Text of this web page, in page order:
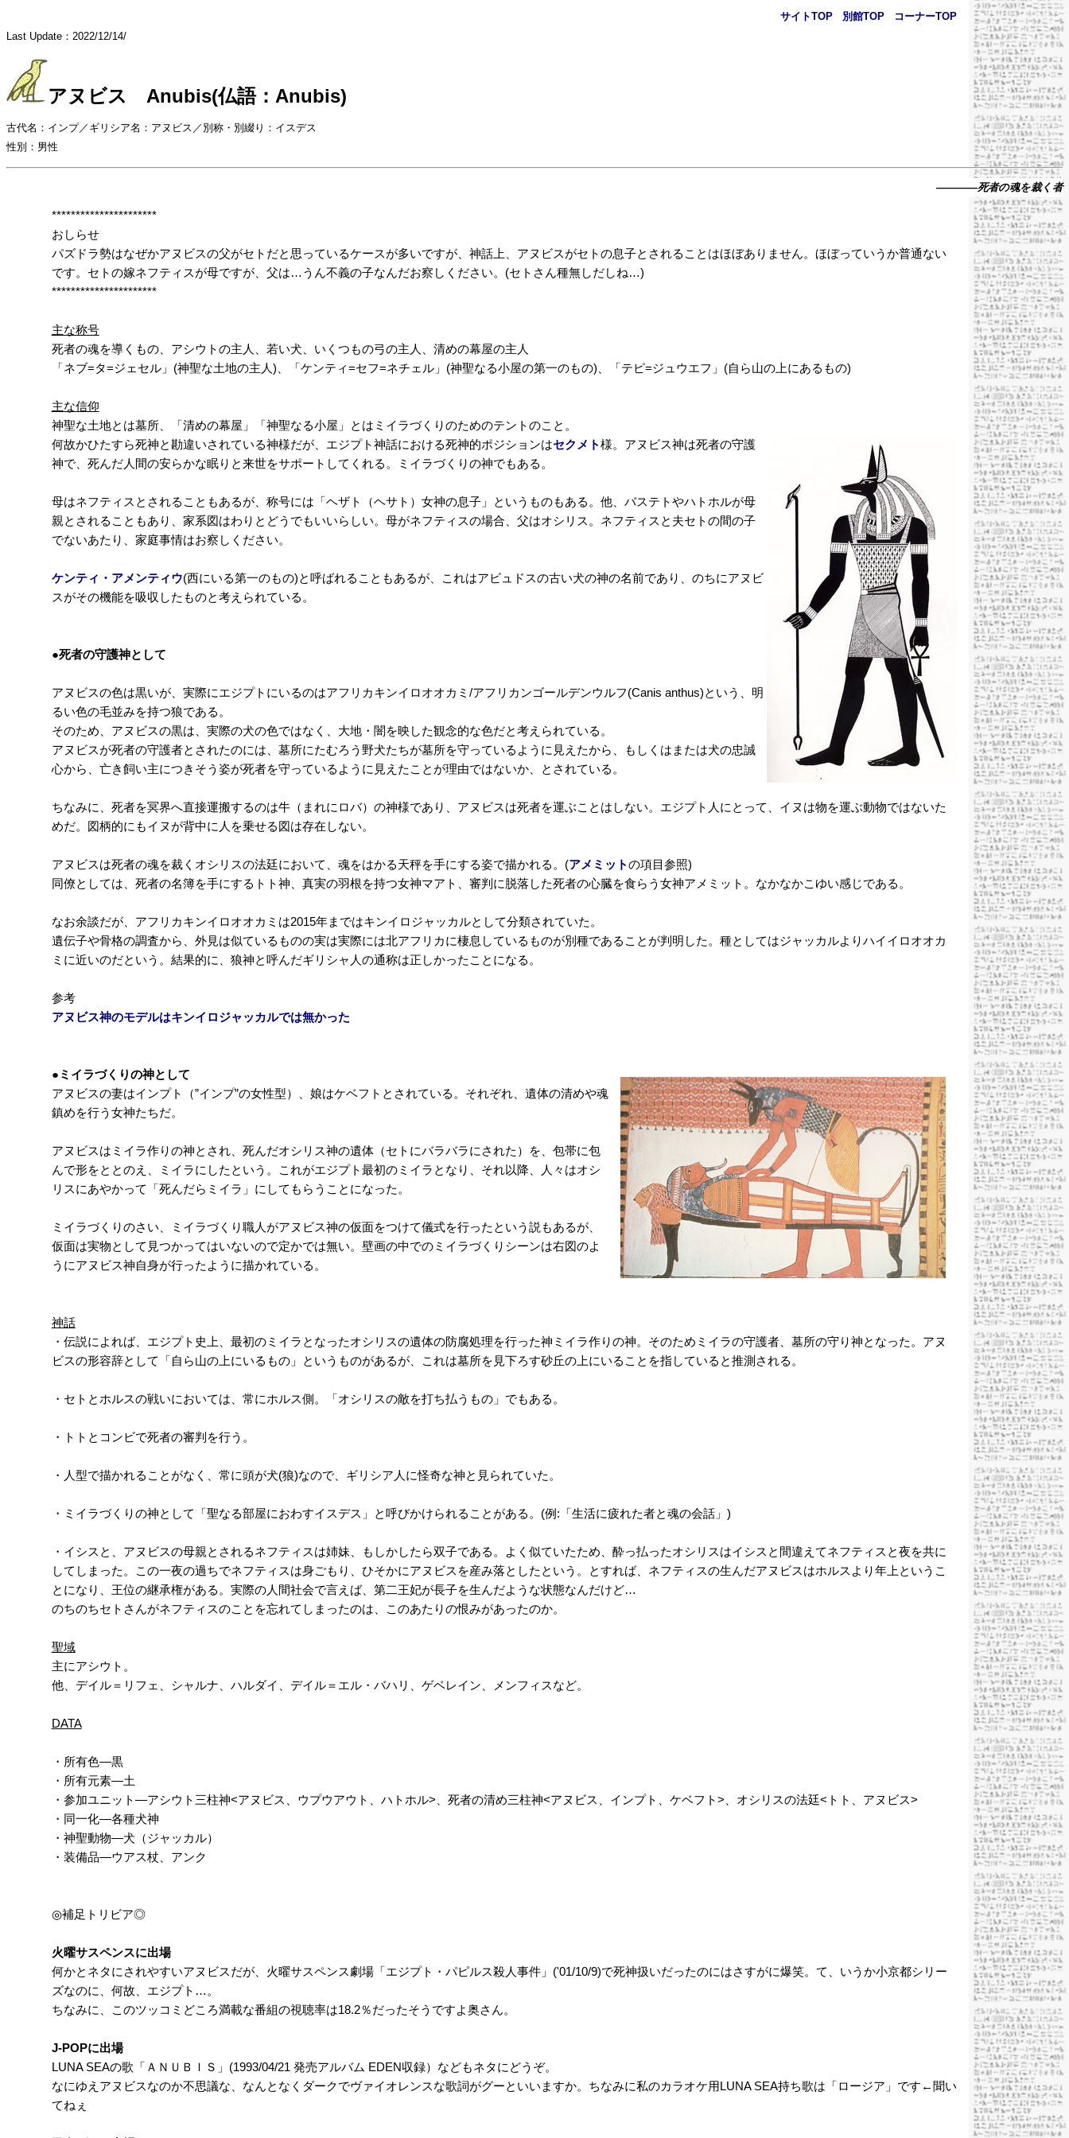
サイトTOP 別館TOP
コーナーTOP
Last Update：2022/12/14/
アヌビス Anubis(仏語：Anubis)
古代名：インプ／ギリシア名：アヌビス／別称・別綴り：イスデス
性別：男性
――――死者の魂を裁く者
**********************
おしらせ
パズドラ勢はなぜかアヌビスの父がセトだと思っているケースが多いですが、神話上、アヌビスがセトの息子とされることはほぼありません。ほぼっていうか普通ない
です。セトの嫁ネフティスが母ですが、父は…うん不義の子なんだお察しください。(セトさん種無しだしね…)
**********************
主な称号
死者の魂を導くもの、アシウトの主人、若い犬、いくつもの弓の主人、清めの幕屋の主人
「ネブ=タ=ジェセル」(神聖な土地の主人)、「ケンティ=セフ=ネチェル」(神聖なる小屋の第一のもの)、「テピ=ジュウエフ」(自ら山の上にあるもの)
主な信仰
神聖な土地とは墓所、「清めの幕屋」「神聖なる小屋」とはミイラづくりのためのテントのこと。
何故かひたすら死神と勘違いされている神様だが、エジプト神話における死神的ポジションはセクメト様。アヌビス神は死者の守護
神で、死んだ人間の安らかな眠りと来世をサポートしてくれる。ミイラづくりの神でもある。
母はネフティスとされることもあるが、称号には「ヘザト（ヘサト）女神の息子」というものもある。他、バステトやハトホルが母
親とされることもあり、家系図はわりとどうでもいいらしい。母がネフティスの場合、父はオシリス。ネフティスと夫セトの間の子
でないあたり、家庭事情はお察しください。
ケンティ・アメンティウ(西にいる第一のもの)と呼ばれることもあるが、これはアビュドスの古い犬の神の名前であり、のちにアヌビ
スがその機能を吸収したものと考えられている。
●死者の守護神として
アヌビスの色は黒いが、実際にエジプトにいるのはアフリカキンイロオオカミ/アフリカンゴールデンウルフ(Canis anthus)という、明
るい色の毛並みを持つ狼である。
そのため、アヌビスの黒は、実際の犬の色ではなく、大地・闇を映した観念的な色だと考えられている。
アヌビスが死者の守護者とされたのには、墓所にたむろう野犬たちが墓所を守っているように見えたから、もしくはまたは犬の忠誠
心から、亡き飼い主につきそう姿が死者を守っているように見えたことが理由ではないか、とされている。
ちなみに、死者を冥界へ直接運搬するのは牛（まれにロバ）の神様であり、アヌビスは死者を運ぶことはしない。エジプト人にとって、イヌは物を運ぶ動物ではないた
めだ。図柄的にもイヌが背中に人を乗せる図は存在しない。
アヌビスは死者の魂を裁くオシリスの法廷において、魂をはかる天秤を手にする姿で描かれる。(アメミットの項目参照)
同僚としては、死者の名簿を手にするトト神、真実の羽根を持つ女神マアト、審判に脱落した死者の心臓を食らう女神アメミット。なかなかこゆい感じである。
なお余談だが、アフリカキンイロオオカミは2015年まではキンイロジャッカルとして分類されていた。
遺伝子や骨格の調査から、外見は似ているものの実は実際には北アフリカに棲息しているものが別種であることが判明した。種としてはジャッカルよりハイイロオオカ
ミに近いのだという。結果的に、狼神と呼んだギリシャ人の通称は正しかったことになる。
参考
アヌビス神のモデルはキンイロジャッカルでは無かった
●ミイラづくりの神として
アヌビスの妻はインプト（”インプ”の女性型）、娘はケベフトとされている。それぞれ、遺体の清めや魂
鎮めを行う女神たちだ。
アヌビスはミイラ作りの神とされ、死んだオシリス神の遺体（セトにバラバラにされた）を、包帯に包
んで形をととのえ、ミイラにしたという。これがエジプト最初のミイラとなり、それ以降、人々はオシ
リスにあやかって「死んだらミイラ」にしてもらうことになった。
ミイラづくりのさい、ミイラづくり職人がアヌビス神の仮面をつけて儀式を行ったという説もあるが、
仮面は実物として見つかってはいないので定かでは無い。壁画の中でのミイラづくりシーンは右図のよ
うにアヌビス神自身が行ったように描かれている。
神話
・伝説によれば、エジプト史上、最初のミイラとなったオシリスの遺体の防腐処理を行った神ミイラ作りの神。そのためミイラの守護者、墓所の守り神となった。アヌ
ビスの形容辞として「自ら山の上にいるもの」というものがあるが、これは墓所を見下ろす砂丘の上にいることを指していると推測される。
・セトとホルスの戦いにおいては、常にホルス側。「オシリスの敵を打ち払うもの」でもある。
・トトとコンビで死者の審判を行う。
・人型で描かれることがなく、常に頭が犬(狼)なので、ギリシア人に怪奇な神と見られていた。
・ミイラづくりの神として「聖なる部屋におわすイスデス」と呼びかけられることがある。(例:「生活に疲れた者と魂の会話」)
・イシスと、アヌビスの母親とされるネフティスは姉妹、もしかしたら双子である。よく似ていたため、酔っ払ったオシリスはイシスと間違えてネフティスと夜を共に
してしまった。この一夜の過ちでネフティスは身ごもり、ひそかにアヌビスを産み落としたという。とすれば、ネフティスの生んだアヌビスはホルスより年上というこ
とになり、王位の継承権がある。実際の人間社会で言えば、第二王妃が長子を生んだような状態なんだけど…
のちのちセトさんがネフティスのことを忘れてしまったのは、このあたりの恨みがあったのか。
聖域
主にアシウト。
他、デイル＝リフェ、シャルナ、ハルダイ、デイル＝エル・バハリ、ゲベレイン、メンフィスなど。
DATA
・所有色―黒
・所有元素―土
・参加ユニット―アシウト三柱神<アヌビス、ウプウアウト、ハトホル>、死者の清め三柱神<アヌビス、インプト、ケベフト>、オシリスの法廷<トト、アヌビス>
・同一化―各種犬神
・神聖動物―犬（ジャッカル）
・装備品―ウアス杖、アンク
◎補足トリビア◎
火曜サスペンスに出場
何かとネタにされやすいアヌビスだが、火曜サスペンス劇場「エジプト・パピルス殺人事件」('01/10/9)で死神扱いだったのにはさすがに爆笑。て、いうか小京都シリー
ズなのに、何故、エジプト…。
ちなみに、このツッコミどころ満載な番組の視聴率は18.2％だったそうですよ奥さん。
J-POPに出場
LUNA SEAの歌「ＡＮＵＢＩＳ」(1993/04/21 発売アルバム EDEN収録）などもネタにどうぞ。
なにゆえアヌビスなのか不思議な、なんとなくダークでヴァイオレンスな歌詞がグーといいますか。ちなみに私のカラオケ用LUNA SEA持ち歌は「ロージア」です ←聞い
てねぇ